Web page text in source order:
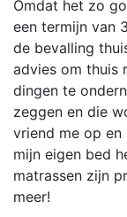
Omdat het zo
een termijn van
de bevalling
advies om thuis
dingen te
zeggen en die
vriend me op en
mijn eigen bed
matrassen zijn
meer!